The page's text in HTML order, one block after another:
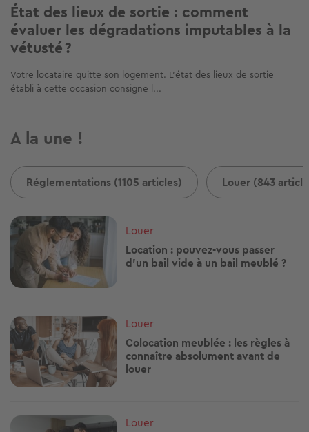
État des lieux de sortie : comment
évaluer les dégradations imputables à la
vétusté ?
Votre locataire quitte son logement. L'état des lieux de sortie
établi à cette occasion consigne l...
A la une !
Réglementations (1105 articles) Louer (843
Image
Louer
Location : pouvez-vous passer
d’un bail vide à un bail meublé ?
Image
Louer
Colocation meublée : les règles à
connaître absolument avant de
louer
Image
Louer